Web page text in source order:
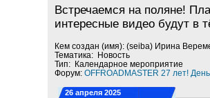
Встречаемся на поляне!
интересные видео будут в
Кем создан (имя): (seiba) Ирина
Тематика: Новость
Тип: Календарное мероприятие
Форум:OFFROADMASTER 27 лет!
26 апреля 2025